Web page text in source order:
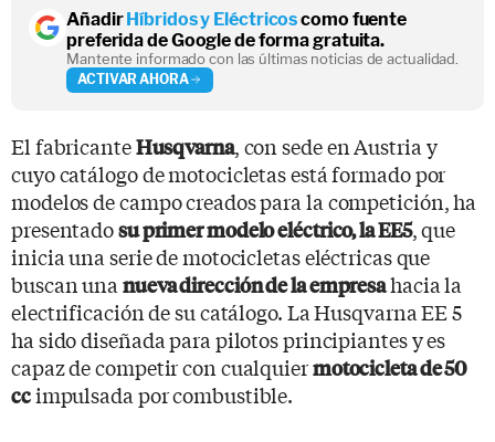
AñadirHíbridos y Eléctricoscomo fuente
preferida de Google de forma gratuita.
Mantente informado con las últimas noticias de actualidad.
ACTIVAR AHORA
El fabricanteHusqvarna, con sede en Austria y
cuyo catálogo de motocicletas está formado por
modelos de campo creados para la competición, ha
presentadosu primer modelo eléctrico, la EE5, que
inicia una serie de motocicletas eléctricas que
buscan una nueva dirección de la empresahacia la
electrificación de su catálogo. La Husqvarna EE 5
ha sido diseñada para pilotos principiantes y es
capaz de competir con cualquiermotocicleta de 50
ccimpulsada por combustible.